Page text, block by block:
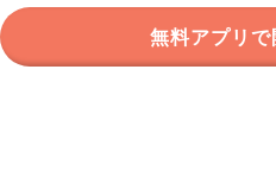
無料アプリで